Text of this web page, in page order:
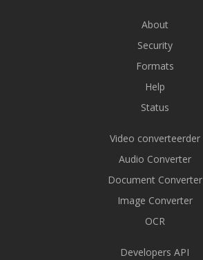
About
Security
Formats
Help
Status
Video converteerder
Audio Converter
Document Converter
Image Converter
OCR
Developers API